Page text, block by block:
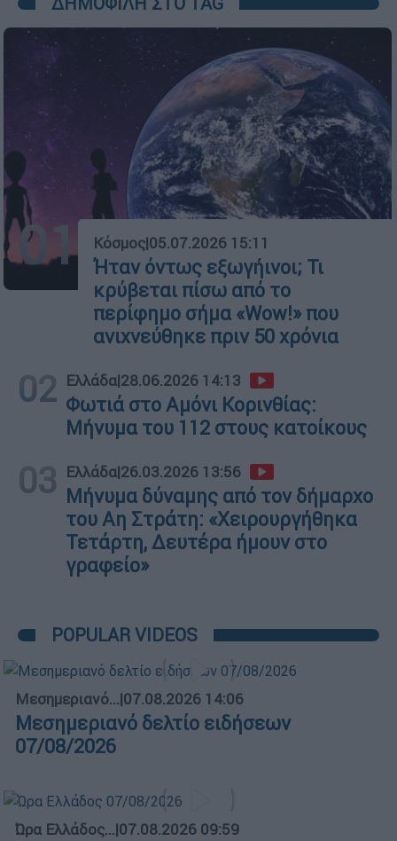
01 Κόσμος|05.07.2026 15:11
Ήταν όντως εξωγήινοι; Τι
κρύβεται πίσω από το
περίφημο σήμα «Wow!» που
ανιχνεύθηκε πριν 50 χρόνια
02 Ελλάδα|28.06.2026 14:13
Φωτιά στο Αμόνι Κορινθίας:
Μήνυμα του 112 στους κατοίκους
03 Ελλάδα|26.03.2026 13:56
Μήνυμα δύναμης από τον δήμαρχο
του Αη Στράτη: «Χειρουργήθηκα
Τετάρτη, Δευτέρα ήμουν στο
γραφείο»
POPULAR VIDEOS
Μεσημεριανό...|07.08.2026 14:06
Μεσημεριανό δελτίο ειδήσεων
07/08/2026
Ώρα Ελλάδος...|07.08.2026 09:59